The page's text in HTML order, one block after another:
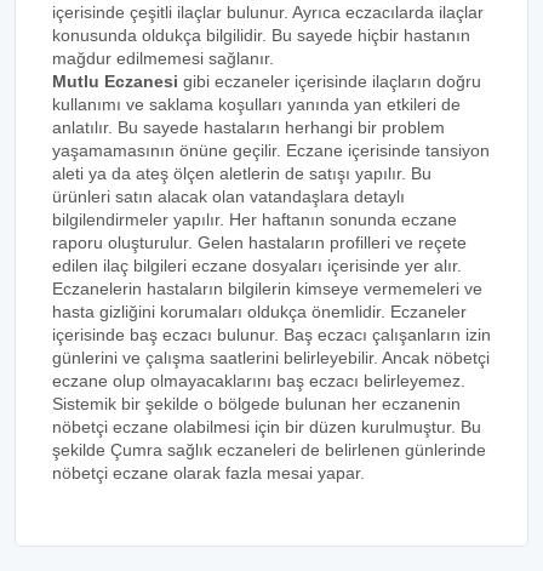
içerisinde çeşitli ilaçlar bulunur. Ayrıca eczacılarda ilaçlar
konusunda oldukça bilgilidir. Bu sayede hiçbir hastanın
mağdur edilmemesi sağlanır.
Mutlu Eczanesi gibi eczaneler içerisinde ilaçların doğru
kullanımı ve saklama koşulları yanında yan etkileri de
anlatılır. Bu sayede hastaların herhangi bir problem
yaşamamasının önüne geçilir. Eczane içerisinde tansiyon
aleti ya da ateş ölçen aletlerin de satışı yapılır. Bu
ürünleri satın alacak olan vatandaşlara detaylı
bilgilendirmeler yapılır. Her haftanın sonunda eczane
raporu oluşturulur. Gelen hastaların profilleri ve reçete
edilen ilaç bilgileri eczane dosyaları içerisinde yer alır.
Eczanelerin hastaların bilgilerin kimseye vermemeleri ve
hasta gizliğini korumaları oldukça önemlidir. Eczaneler
içerisinde baş eczacı bulunur. Baş eczacı çalışanların izin
günlerini ve çalışma saatlerini belirleyebilir. Ancak nöbetçi
eczane olup olmayacaklarını baş eczacı belirleyemez.
Sistemik bir şekilde o bölgede bulunan her eczanenin
nöbetçi eczane olabilmesi için bir düzen kurulmuştur. Bu
şekilde Çumra sağlık eczaneleri de belirlenen günlerinde
nöbetçi eczane olarak fazla mesai yapar.